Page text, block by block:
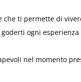
ti permette di
ogni
nel momento